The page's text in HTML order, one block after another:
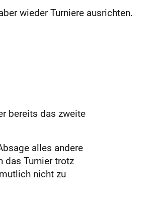
wieder Turniere ausrichten.
bereits das zweite
alles andere
das Turnier trotz
nicht zu